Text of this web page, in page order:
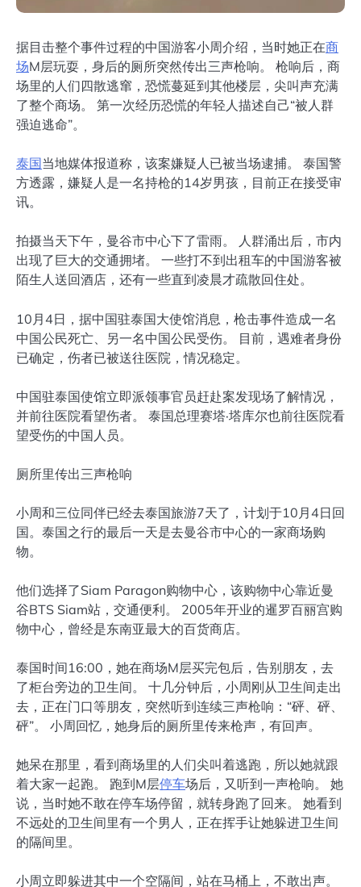
据目击整个事件过程的中国游客小周介绍，当时她正在商
场M层玩耍，身后的厕所突然传出三声枪响。 枪响后，商
场里的人们四散逃窜，恐慌蔓延到其他楼层，尖叫声充满
了整个商场。 第一次经历恐慌的年轻人描述自己“被人群
强迫逃命”。
泰国当地媒体报道称，该案嫌疑人已被当场逮捕。 泰国警
方透露，嫌疑人是一名持枪的14岁男孩，目前正在接受审
讯。
拍摄当天下午，曼谷市中心下了雷雨。 人群涌出后，市内
出现了巨大的交通拥堵。 一些打不到出租车的中国游客被
陌生人送回酒店，还有一些直到凌晨才疏散回住处。
10月4日，据中国驻泰国大使馆消息，枪击事件造成一名
中国公民死亡、另一名中国公民受伤。 目前，遇难者身份
已确定，伤者已被送往医院，情况稳定。
中国驻泰国使馆立即派领事官员赶赴案发现场了解情况，
并前往医院看望伤者。 泰国总理赛塔·塔库尔也前往医院看
望受伤的中国人员。
厕所里传出三声枪响
小周和三位同伴已经去泰国旅游7天了，计划于10月4日回
国。泰国之行的最后一天是去曼谷市中心的一家商场购
物。
他们选择了Siam Paragon购物中心，该购物中心靠近曼
谷BTS Siam站，交通便利。 2005年开业的暹罗百丽宫购
物中心，曾经是东南亚最大的百货商店。
泰国时间16:00，她在商场M层买完包后，告别朋友，去
了柜台旁边的卫生间。 十几分钟后，小周刚从卫生间走出
去，正在门口等朋友，突然听到连续三声枪响：“砰、砰、
砰”。 小周回忆，她身后的厕所里传来枪声，有回声。
她呆在那里，看到商场里的人们尖叫着逃跑，所以她就跟
着大家一起跑。 跑到M层停车场后，又听到一声枪响。 她
说，当时她不敢在停车场停留，就转身跑了回来。 她看到
不远处的卫生间里有一个男人，正在挥手让她躲进卫生间
的隔间里。
小周立即躲进其中一个空隔间，站在马桶上，不敢出声。